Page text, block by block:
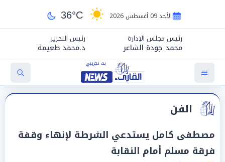
الأحد 09 أغسطس 2026 36°C
رئيس مجلس الإدارة
محمد جودة الشاعر
رئيس التحرير
د.محمد طعيمة
الفن
مصطفى كامل يستدعي الشرطة لإنهاء وقفة
فرقة مسلم أمام النقابة